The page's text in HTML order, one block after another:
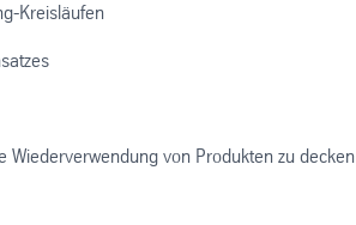
Kreisläufen
von Produkten zu decken